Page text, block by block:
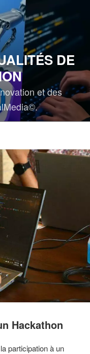
DE
et des
Hackathon
participation à un